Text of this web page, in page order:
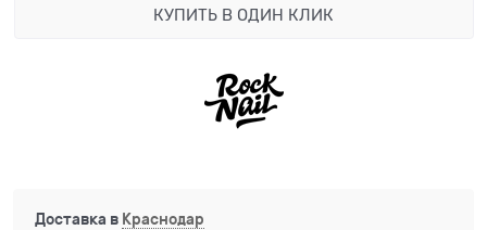
КУПИТЬ В ОДИН КЛИК
Доставка в Краснодар